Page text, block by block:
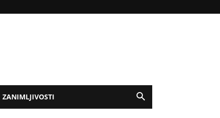
ZANIMLJIVOSTI